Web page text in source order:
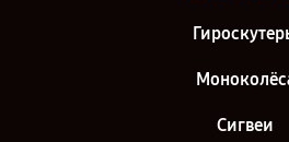
Воронеж
Ремонт электросамоката NineBot
Сигвеи